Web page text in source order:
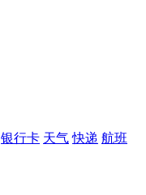
银行卡 天气 快递 航班